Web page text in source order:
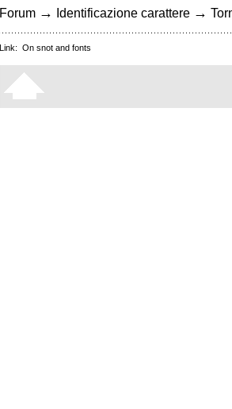
Forum → Identificazione carattere →
Link: On snot and fonts